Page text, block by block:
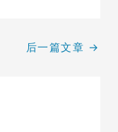
后一篇文章 →